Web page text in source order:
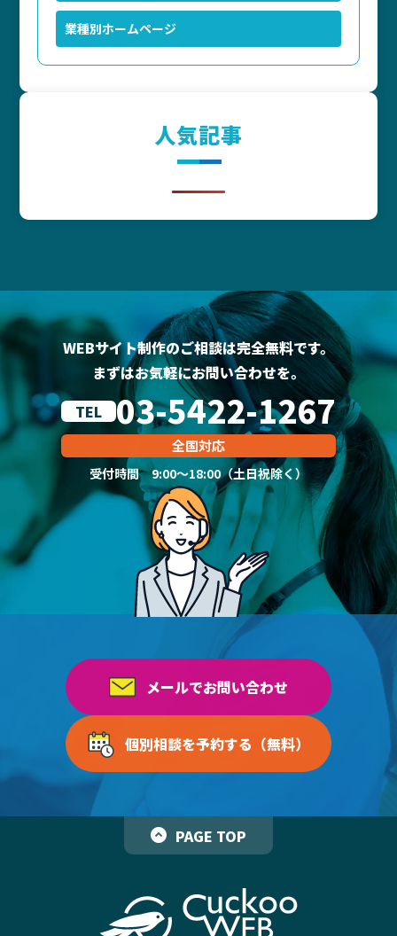
業種別ホームページ
人気記事
WEBサイト制作のご相談は完全無料です。
まずはお気軽にお問い合わせを。
TEL
03-5422-1267
全国対応
受付時間 9:00～18:00（土日祝除く）
メールでお問い合わせ
個別相談を予約する（無料）
PAGE TOP